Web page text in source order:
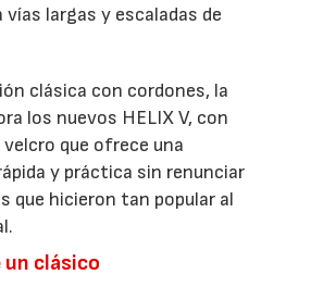
largas y escaladas de
clásica con cordones, la
los nuevos HELIX V, con
velcro que ofrece una
y práctica sin renunciar
que hicieron tan popular al
un clásico